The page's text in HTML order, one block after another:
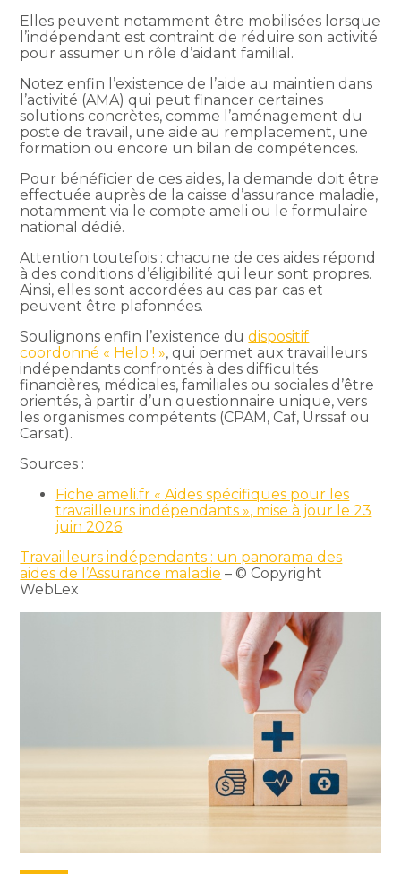
Elles peuvent notamment être mobilisées lorsque
l’indépendant est contraint de réduire son activité
pour assumer un rôle d’aidant familial.
Notez enfin l’existence de l’aide au maintien dans
l’activité (AMA) qui peut financer certaines
solutions concrètes, comme l’aménagement du
poste de travail, une aide au remplacement, une
formation ou encore un bilan de compétences.
Pour bénéficier de ces aides, la demande doit être
effectuée auprès de la caisse d’assurance maladie,
notamment via le compte ameli ou le formulaire
national dédié.
Attention toutefois : chacune de ces aides répond
à des conditions d’éligibilité qui leur sont propres.
Ainsi, elles sont accordées au cas par cas et
peuvent être plafonnées.
Soulignons enfin l’existence dudispositif
coordonné « Help ! », qui permet aux travailleurs
indépendants confrontés à des difficultés
financières, médicales, familiales ou sociales d’être
orientés, à partir d’un questionnaire unique, vers
les organismes compétents (CPAM, Caf, Urssaf ou
Carsat).
Sources :
Fiche ameli.fr « Aides spécifiques pour les
travailleurs indépendants », mise à jour le 23
juin 2026
Travailleurs indépendants : un panorama des
aides de l’Assurance maladie – © Copyright
WebLex